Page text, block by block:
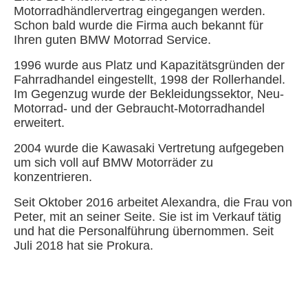
Motorradhändlervertrag eingegangen werden.
Schon bald wurde die Firma auch bekannt für
Ihren guten BMW Motorrad Service.
1996 wurde aus Platz und Kapazitätsgründen der
Fahrradhandel eingestellt, 1998 der Rollerhandel.
Im Gegenzug wurde der Bekleidungssektor, Neu-
Motorrad- und der Gebraucht-Motorradhandel
erweitert.
2004 wurde die Kawasaki Vertretung aufgegeben
um sich voll auf BMW Motorräder zu
konzentrieren.
Seit Oktober 2016 arbeitet Alexandra, die Frau von
Peter, mit an seiner Seite. Sie ist im Verkauf tätig
und hat die Personalführung übernommen. Seit
Juli 2018 hat sie Prokura.